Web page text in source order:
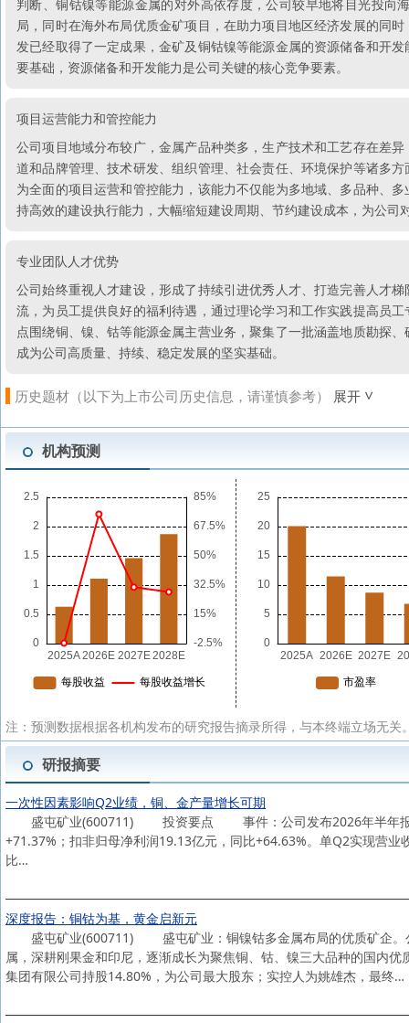
判断、铜钴镍等能源金属的对外高依存度，公司较早地将目光投
局，同时在海外布局优质金矿项目，在助力项目地区经济发展的同
发已经取得了一定成果，金矿及铜钴镍等能源金属的资源储备和开
要基础，资源储备和开发能力是公司关键的核心竞争要素。
项目运营能力和管控能力
公司项目地域分布较广，金属产品种类多，生产技术和工艺存在差
道和品牌管理、技术研发、组织管理、社会责任、环境保护等诸多
为全面的项目运营和管控能力，该能力不仅能为多地域、多品种、
持高效的建设执行能力，大幅缩短建设周期、节约建设成本，为公
专业团队人才优势
公司始终重视人才建设，形成了持续引进优秀人才、打造完善人才
流，为员工提供良好的福利待遇，通过理论学习和工作实践提高员
点围绕铜、镍、钴等能源金属主营业务，聚集了一批涵盖地质勘探
成为公司高质量、持续、稳定发展的坚实基础。
历史题材（以下为上市公司历史信息，请谨慎参考） 展开
机构预测
注：预测数据根据各机构发布的研究报告摘录所得，与本终端立场无
研报摘要
一次性因素影响Q2业绩，铜、金产量增长可期
盛屯矿业(600711) 投资要点 事件：公司发布2026年半年报，
+71.37%；扣非归母净利润19.13亿元，同比+64.63%。单Q2实现营
比…
深度报告：铜钴为基，黄金启新元
盛屯矿业(600711) 盛屯矿业：铜镍钴多金属布局的优质矿企。公
属，深耕刚果金和印尼，逐渐成长为聚焦铜、钴、镍三大品种的国内
集团有限公司持股14.80%，为公司最大股东；实控人为姚雄杰，最终…